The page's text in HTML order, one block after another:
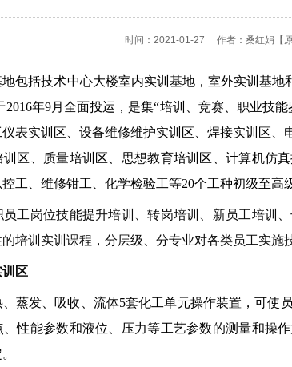
时间：2021-01-27 作者：桑红娟 【
包括技术中心大楼室内实训基地，室外实训基地
2016年9月全面投运，是集“培训、竞赛、职业技
表实训区、设备维修维护实训区、焊接实训区、
训区、质量培训区、思想教育培训区、计算机仿
工、维修钳工、化学检验工等20个工种初级至高
员工岗位技能提升培训、转岗培训、新员工培训
培训实训课程，分层级、分专业对各类员工实施
区
蒸发、吸收、流体5套化工单元操作装置，可使
性能参数和液位、压力等工艺参数的测量和操